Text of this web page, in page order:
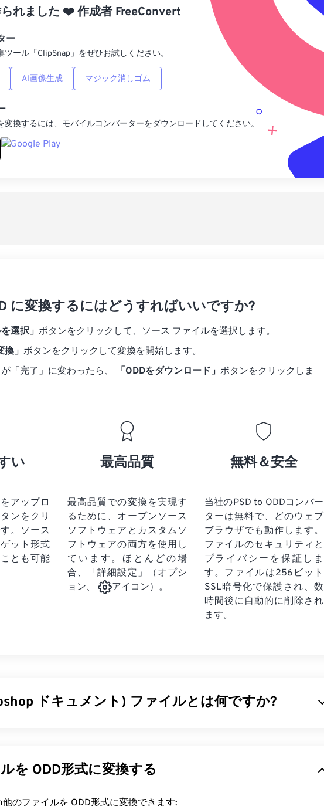
プリセットとして保存
れました ❤️作成者 FreeConvert
ー
ール「ClipSnap」をぜひお試しください。
AI画像生成 マジック消しゴム
変換するには、モバイルコンバーターをダウンロードしてください。
に変換するにはどうすればいいですか?
選択」 ボタンをクリックして、ソース ファイルを選択します。
換」 ボタンをクリックして変換を開始します。
「完了」に変わったら、
「ODDをダウンロード」 ボタンをクリックしま
い
アップロ
ンをクリ
。 ソース
ット形式
とも可能
最高品質
最高品質での変換を実現す
るために、オープンソース
ソフトウェアとカスタムソ
フトウェアの両方を使用し
ています。ほとんどの場
合、「詳細設定」（オプシ
ョン、
アイコン）。
無料＆安全
当社のPSD to ODDコンバー
ターは無料で、どのウェブ
ブラウザでも動作します。
ファイルのセキュリティと
プライバシーを保証しま
す。ファイルは256ビット
SSL暗号化で保護され、数
時間後に自動的に削除され
ます。
ドキュメント) ファイルとは何ですか?
、オブジェクト、フィルターなどの複雑な要素をすべて1つのファイルに
を使用すると、ファイルの情報をアクセス可能な形式で保持しながら、
を ODD形式に変換する
のファイルを ODD形式に変換できます: